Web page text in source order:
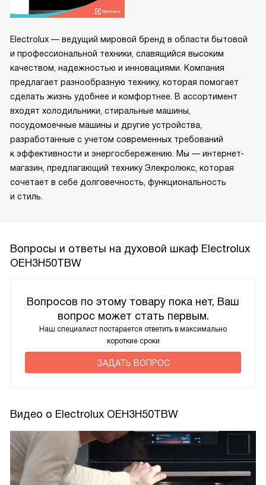
Electrolux — ведущий мировой бренд в области бытовой
и профессиональной техники, славящийся высоким
качеством, надежностью и инновациями. Компания
предлагает разнообразную технику, которая помогает
сделать жизнь удобнее и комфортнее. В ассортимент
входят холодильники, стиральные машины,
посудомоечные машины и другие устройства,
разработанные с учетом современных требований
к эффективности и энергосбережению. Мы — интернет-
магазин, предлагающий технику Элекролюкс, которая
сочетает в себе долговечность, функциональность
и стиль.
Вопросы и ответы на духовой шкаф Electrolux
OEH3H50TBW
Вопросов по этому товару пока нет, Ваш
вопрос может стать первым.
Наш специалист постарается ответить в максимально
короткие сроки
ЗАДАТЬ ВОПРОС
Видео о Electrolux OEH3H50TBW